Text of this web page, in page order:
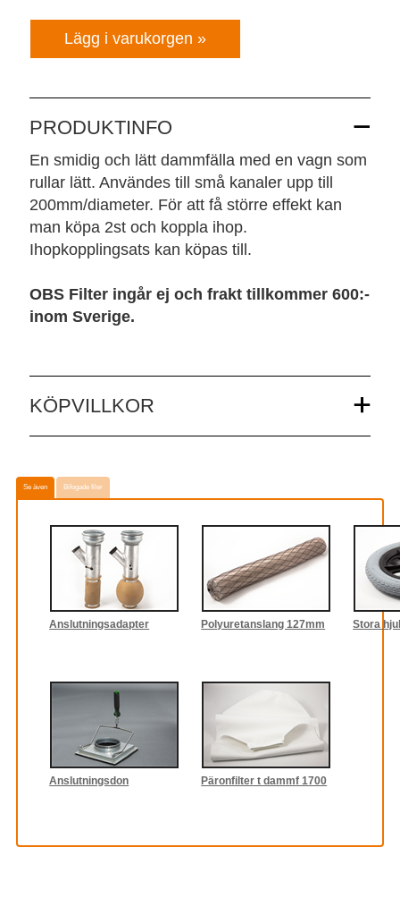
PRODUKTINFO
En smidig och lätt dammfälla med en vagn som
rullar lätt. Användes till små kanaler upp till
200mm/diameter. För att få större effekt kan
man köpa 2st och koppla ihop.
Ihopkopplingsats kan köpas till.
OBS Filter ingår ej och frakt tillkommer 600:-
inom Sverige.
KÖPVILLKOR
Se även Bifogade filer
Anslutningsadapter Polyuretanslang 127mm Stora
Anslutningsdon Päronfilter t dammf 1700